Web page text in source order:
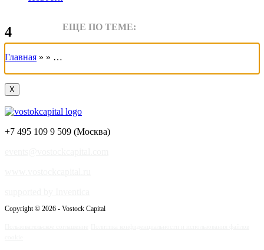
4
Главная » » …
ЕЩЕ ПО ТЕМЕ:
+7 495 109 9 509 (Москва)
Copyright © 2026 - Vostock Capital
X